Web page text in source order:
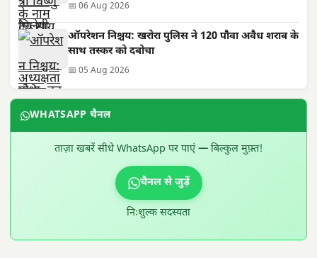
📅 06 Aug 2026
ऑपरेशन निश्चय: खरोरा पुलिस ने 120 पौवा अवैध शराब के
साथ तस्कर को दबोचा
📅 05 Aug 2026
WHATSAPP चैनल
ताज़ा खबरें सीधे WhatsApp पर पाएं — बिल्कुल मुफ़्त!
चैनल से जुड़ें
निःशुल्क सदस्यता